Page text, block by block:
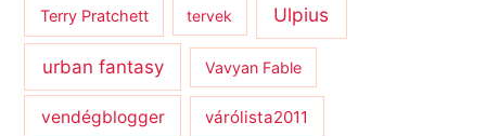
Terry Pratchett tervek Ulpius
urban fantasy Vavyan Fable
vendégblogger várólista2011